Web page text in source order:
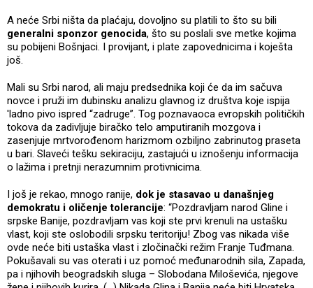
A neće Srbi ništa da plaćaju, dovoljno su platili to što su bili
generalni sponzor genocida, što su poslali sve metke kojima
su pobijeni Bošnjaci. I provijant, i plate zapovednicima i koješta
još.
Mali su Srbi narod, ali maju predsednika koji će da im sačuva
novce i pruži im dubinsku analizu glavnog iz društva koje ispija
'ladno pivo ispred “zadruge”. Tog poznavaoca evropskih političkih
tokova da zadivljuje biračko telo amputiranih mozgova i
zasenjuje mrtvorođenom harizmom ozbiljno zabrinutog praseta
u bari. Slaveći tešku sekiraciju, zastajući u iznošenju informacija
o lažima i pretnji nerazumnim protivnicima.
I još je rekao, mnogo ranije, dok je stasavao u današnjeg
demokratu i oličenje tolerancije: “Pozdravljam narod Gline i
srpske Banije, pozdravljam vas koji ste prvi krenuli na ustašku
vlast, koji ste oslobodili srpsku teritoriju! Zbog vas nikada više
ovde neće biti ustaška vlast i zločinački režim Franje Tuđmana.
Pokušavali su vas oterati i uz pomoć međunarodnih sila, Zapada,
pa i njihovih beogradskih sluga – Slobodana Miloševića, njegove